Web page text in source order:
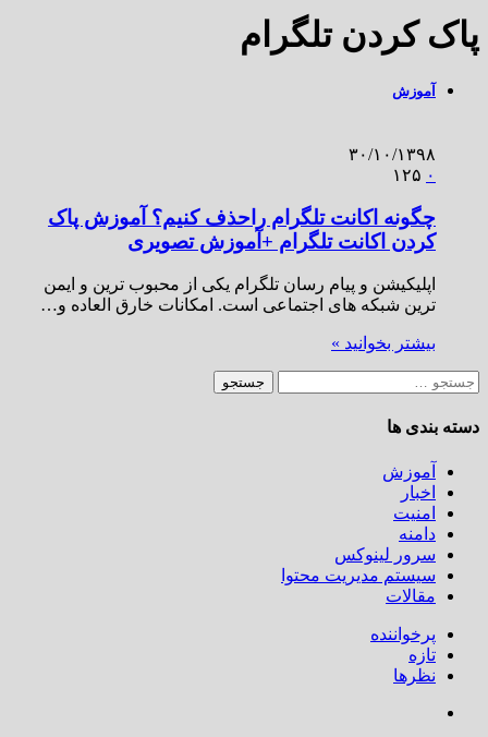
پاک کردن تلگرام
آموزش
۳۰/۱۰/۱۳۹۸
۰
چگونه اکانت تلگرام راحذف کنیم؟ آموزش پاک
کردن اکانت تلگرام +آموزش تصویری
اپلیکیشن و پیام رسان تلگرام یکی از محبوب ترین و ایمن
ترین شبکه های اجتماعی است. امکانات خارق العاده و…
بیشتر بخوانید »
جستجو
دسته بندی ها
آموزش
اخبار
امنیت
دامنه
سرور لینوکس
سیستم مدیریت محتوا
مقالات
پرخواننده
تازه
نظرها